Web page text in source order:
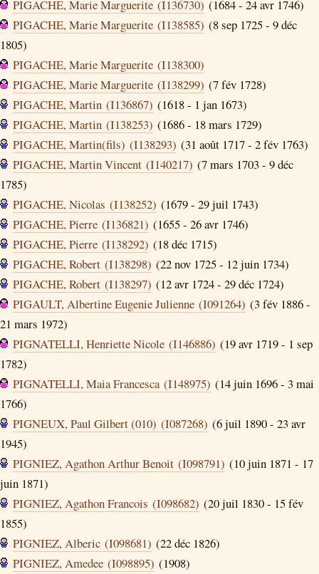
PIGACHE, Marie Marguerite (I136730) (1684 - 24 avr 1746)
PIGACHE, Marie Marguerite (I138585) (8 sep 1725 - 9 déc
1805)
PIGACHE, Marie Marguerite (I138300)
PIGACHE, Marie Marguerite (I138299) (7 fév 1728)
PIGACHE, Martin (I136867) (1618 - 1 jan 1673)
PIGACHE, Martin (I138253) (1686 - 18 mars 1729)
PIGACHE, Martin(fils) (I138293) (31 août 1717 - 2 fév 1763)
PIGACHE, Martin Vincent (I140217) (7 mars 1703 - 9 déc
1785)
PIGACHE, Nicolas (I138252) (1679 - 29 juil 1743)
PIGACHE, Pierre (I136821) (1655 - 26 avr 1746)
PIGACHE, Pierre (I138292) (18 déc 1715)
PIGACHE, Robert (I138298) (22 nov 1725 - 12 juin 1734)
PIGACHE, Robert (I138297) (12 avr 1724 - 29 déc 1724)
PIGAULT, Albertine Eugenie Julienne (I091264) (3 fév 1886 -
21 mars 1972)
PIGNATELLI, Henriette Nicole (I146886) (19 avr 1719 - 1 sep
1782)
PIGNATELLI, Maia Francesca (I148975) (14 juin 1696 - 3 mai
1766)
PIGNEUX, Paul Gilbert (010) (I087268) (6 juil 1890 - 23 avr
1945)
PIGNIEZ, Agathon Arthur Benoit (I098791) (10 juin 1871 - 17
juin 1871)
PIGNIEZ, Agathon Francois (I098682) (20 juil 1830 - 15 fév
1855)
PIGNIEZ, Alberic (I098681) (22 déc 1826)
PIGNIEZ, Amedee (I098895) (1908)